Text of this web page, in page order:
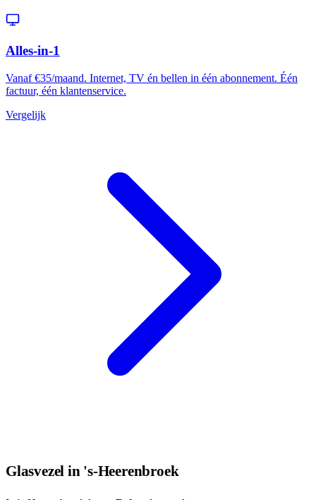
Alles-in-1
Vanaf €35/maand. Internet, TV én bellen in één abonnement. Één
factuur, één klantenservice.
Vergelijk
Glasvezel in 's-Heerenbroek